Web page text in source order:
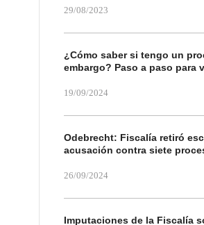
29/08/2023
¿Cómo saber si tengo un
embargo? Paso a paso para
19/09/2024
Odebrecht: Fiscalía retiró
acusación contra siete
26/09/2024
Imputaciones de la Fiscalía